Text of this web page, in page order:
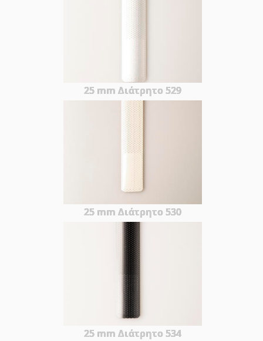
25 mm Διάτρητο 529
25 mm Διάτρητο 530
25 mm Διάτρητο 534